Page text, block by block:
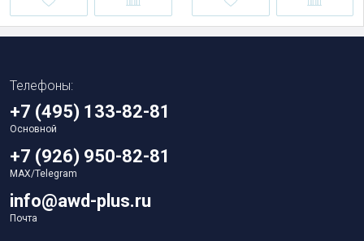
Телефоны:
+7 (495) 133-82-81
Основной
+7 (926) 950-82-81
MAX/Telegram
info@awd-plus.ru
Почта